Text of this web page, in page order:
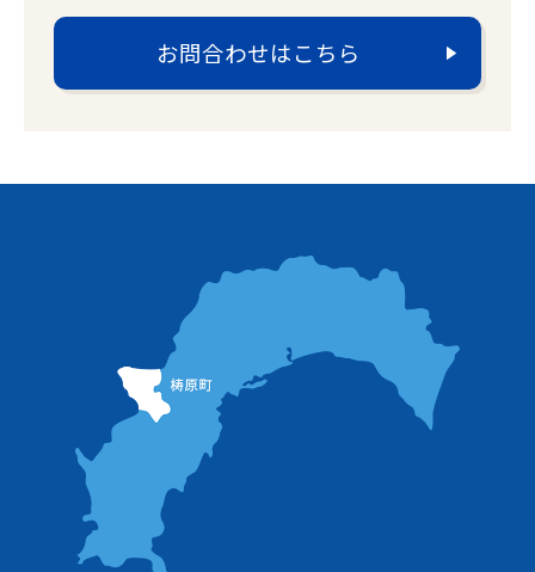
お問合わせはこちら